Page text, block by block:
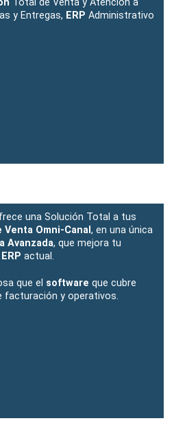
y Entregas, ERP Administrativo
una Solución Total a tus
Venta Omni-Canal , en una única
Avanzada, que mejora tu
ERP actual.
que el software que cubre
facturación y operativos.